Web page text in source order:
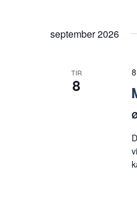
september 2026
TIR
8